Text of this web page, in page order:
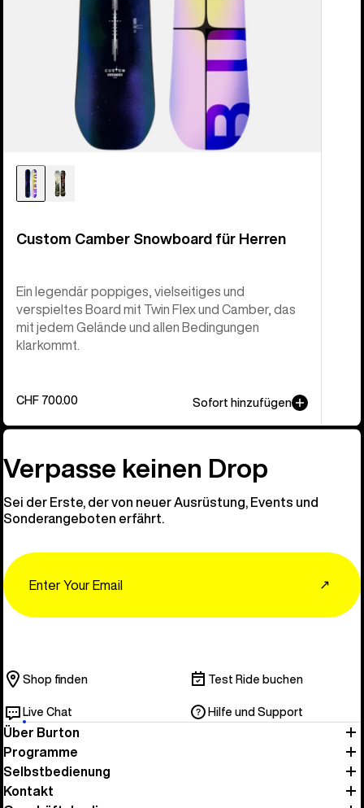
Custom Camber Snowboard für Herren
Ein legendär poppiges, vielseitiges und
verspieltes Board mit Twin Flex und Camber, das
mit jedem Gelände und allen Bedingungen
klarkommt.
CHF 700.00 Sofort hinzufügen
Verpasse keinen Drop
Sei der Erste, der von neuer Ausrüstung, Events und
Sonderangeboten erfährt.
↗
Shop finden Test Ride buchen
Live Chat Hilfe und Support
Über Burton
Programme
Selbstbedienung
Kontakt